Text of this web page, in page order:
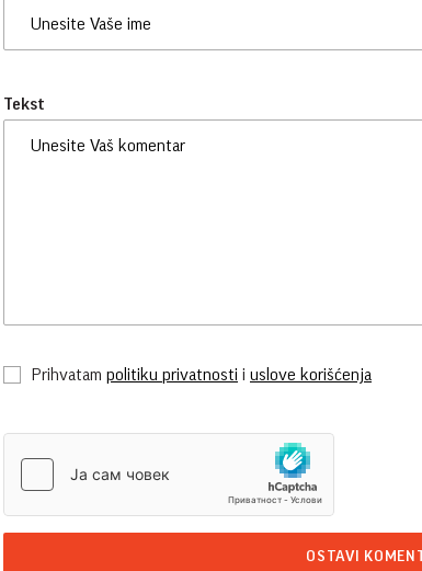
Tekst
Prihvatam politiku privatnosti i uslove korišćenja
OSTAVI